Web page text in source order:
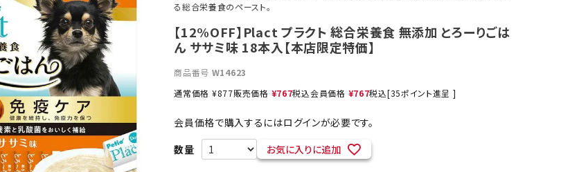
替え・交換パーツ
夜のお散歩
まとめ買いでオトク！！ ネコポス対象商品一覧
る総合栄養食のペースト。
【12%OFF】Plact プラクト 総合栄養食 無添加 とろーりごは
ん ササミ味 18本入【本店限定特価】
商品番号 W14623
通常価格 ¥877販売価格 ¥767税込会員価格 ¥767税込[35ポイント進呈 ]
会員価格で購入するにはログインが必要です。
お気に入りに追加